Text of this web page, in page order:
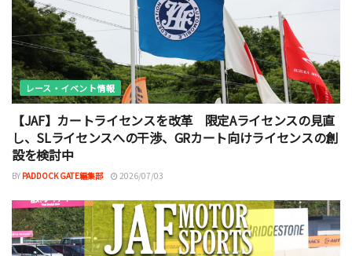
レース・イベント情報
【JAF】カートライセンスを改革 限定Aライセンスの見直
し、SLライセンスへの干渉、GRカート向けライセンスの創
設を検討中
BY PADDOCK GATE編集部 2026/07/03